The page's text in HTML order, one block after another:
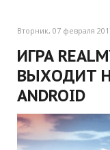
Вторник, 07 февраля
ИГРА
ВЫХОДИТ
ANDROID